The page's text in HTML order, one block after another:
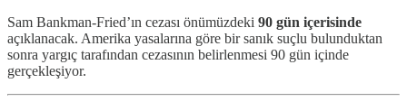
Sam Bankman-Fried’ın cezası önümüzdeki 90 gün içerisinde
açıklanacak. Amerika yasalarına göre bir sanık suçlu bulunduktan
sonra yargıç tarafından cezasının belirlenmesi 90 gün içinde
gerçekleşiyor.